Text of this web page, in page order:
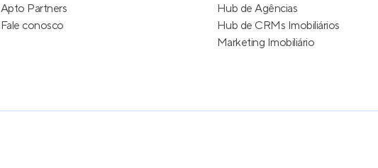
Apto Partners
Fale conosco
Hub de Agências
Hub de CRMs Imobiliários
Marketing Imobiliário